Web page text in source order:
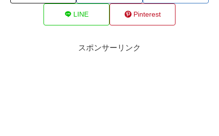
LINE Pinterest
スポンサーリンク